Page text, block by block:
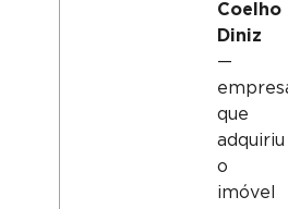
Coelho
Diniz
—
que
adquiriu
o
imóvel